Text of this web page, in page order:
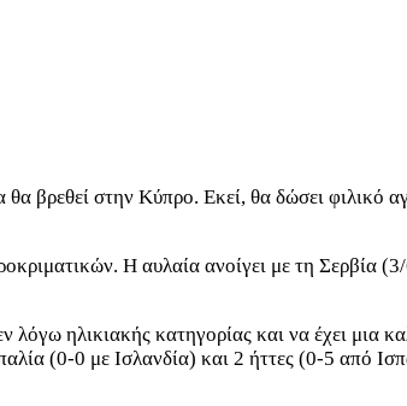
βρεθεί στην Κύπρο. Εκεί, θα δώσει
Η αυλαία ανοίγει με τη Σερβία
ηλικιακής κατηγορίας και να έχει μια
(0-0 με Ισλανδία) και 2 ήττες (0-5 από